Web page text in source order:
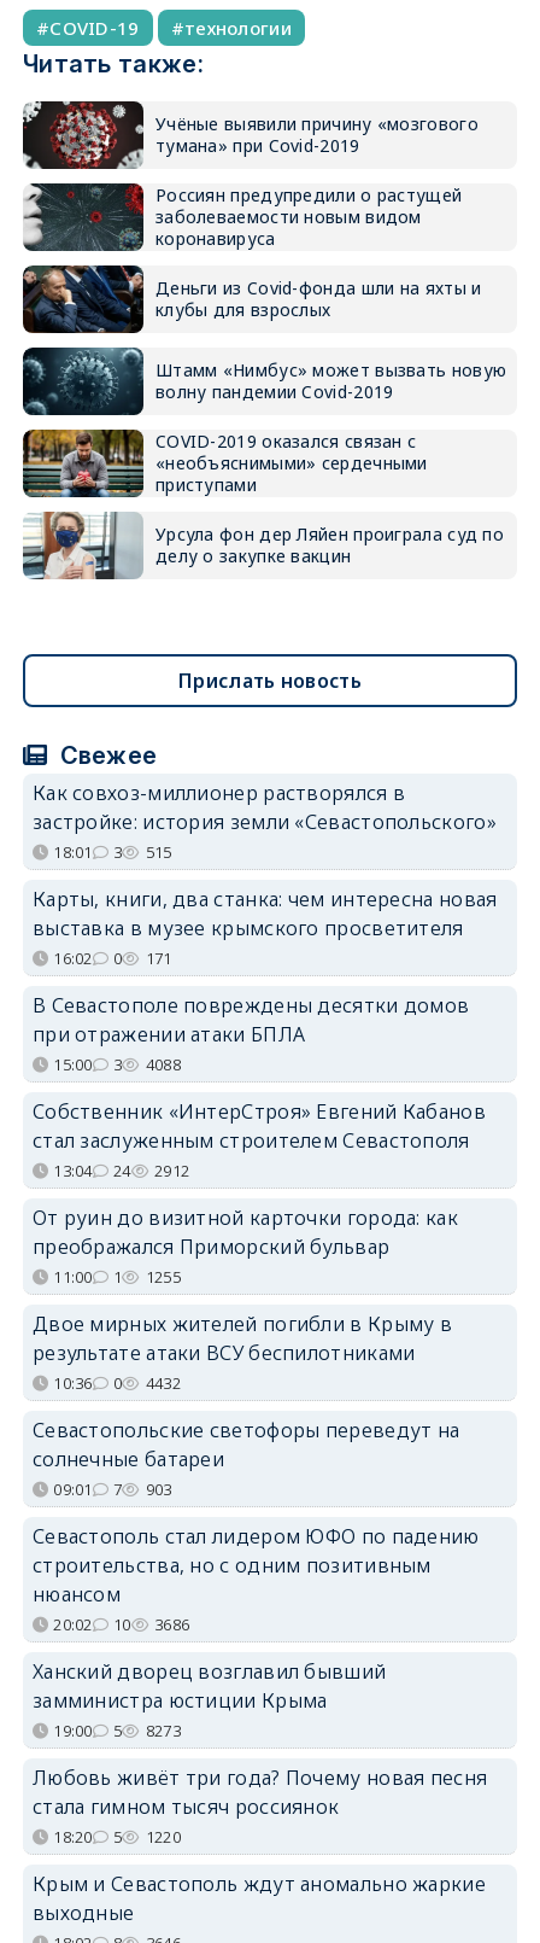
COVID-19 технологии
Читать также:
Учёные выявили причину «мозгового
тумана» при Covid-2019
Россиян предупредили о растущей
заболеваемости новым видом
коронавируса
Деньги из Covid-фонда шли на яхты и
клубы для взрослых
Штамм «Нимбус» может вызвать новую
волну пандемии Covid-2019
COVID-2019 оказался связан с
«необъяснимыми» сердечными
приступами
Урсула фон дер Ляйен проиграла суд по
делу о закупке вакцин
Прислать новость
Свежее
Как совхоз-миллионер растворялся в
застройке: история земли «Севастопольского»
18:01 3 515
Карты, книги, два станка: чем интересна новая
выставка в музее крымского просветителя
16:02 0 171
В Севастополе повреждены десятки домов
при отражении атаки БПЛА
15:00 3 4088
Собственник «ИнтерСтроя» Евгений Кабанов
стал заслуженным строителем Севастополя
13:04 24 2912
От руин до визитной карточки города: как
преображался Приморский бульвар
11:00 1 1255
Двое мирных жителей погибли в Крыму в
результате атаки ВСУ беспилотниками
10:36 0 4432
Севастопольские светофоры переведут на
солнечные батареи
09:01 7 903
Севастополь стал лидером ЮФО по падению
строительства, но с одним позитивным
нюансом
20:02 10 3686
Ханский дворец возглавил бывший
замминистра юстиции Крыма
19:00 5 8273
Любовь живёт три года? Почему новая песня
стала гимном тысяч россиянок
18:20 5 1220
Крым и Севастополь ждут аномально жаркие
выходные